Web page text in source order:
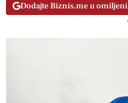
Dodajte Biznis.me u